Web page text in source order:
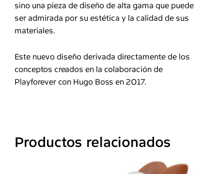
sino una pieza de diseño de alta gama que puede
ser admirada por su estética y la calidad de sus
materiales.
Este nuevo diseño derivada directamente de los
conceptos creados en la colaboración de
Playforever con Hugo Boss en 2017.
Productos relacionados